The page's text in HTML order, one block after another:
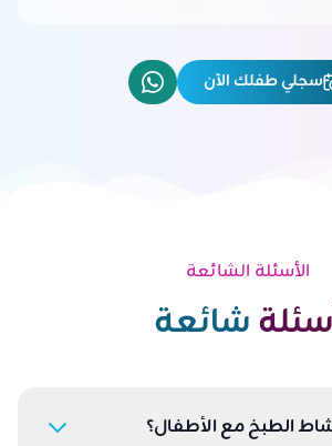
سجلي طفلك الآن
الأسئلة الشائعة
شائعة
الطبخ مع الأطفال؟